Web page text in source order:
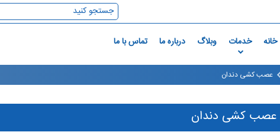
خانه خدمات وبلاگ درباره ما تماس با ما
عصب کشی دندان
عصب کشی دندان